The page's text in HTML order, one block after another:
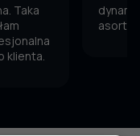
Taka
klienta.